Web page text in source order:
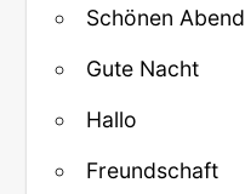
Schönen Abend
Gute Nacht
Hallo
Freundschaft